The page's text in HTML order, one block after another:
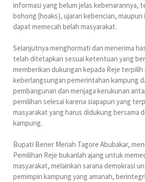
informasi yang belum jelas kebenarannya,
bohong (hoaks), ujaran kebencian, maupun
dapat memecah belah masyarakat.
Selanjutnya menghormati dan menerima
telah ditetapkan sesuai ketentuan yang
memberikan dukungan kepada Reje terpilih
keberlangsungan pemerintahan kampung
pembangunan dan menjaga kerukunan
pemilihan selesai karena siapapun yang
masyarakat yang harus didukung bersama
kampung.
Bupati Bener Meriah Tagore Abubakar,
Pemilihan Reje bukanlah ajang untuk
masyarakat, melainkan sarana demokrasi
pemimpin kampung yang amanah,